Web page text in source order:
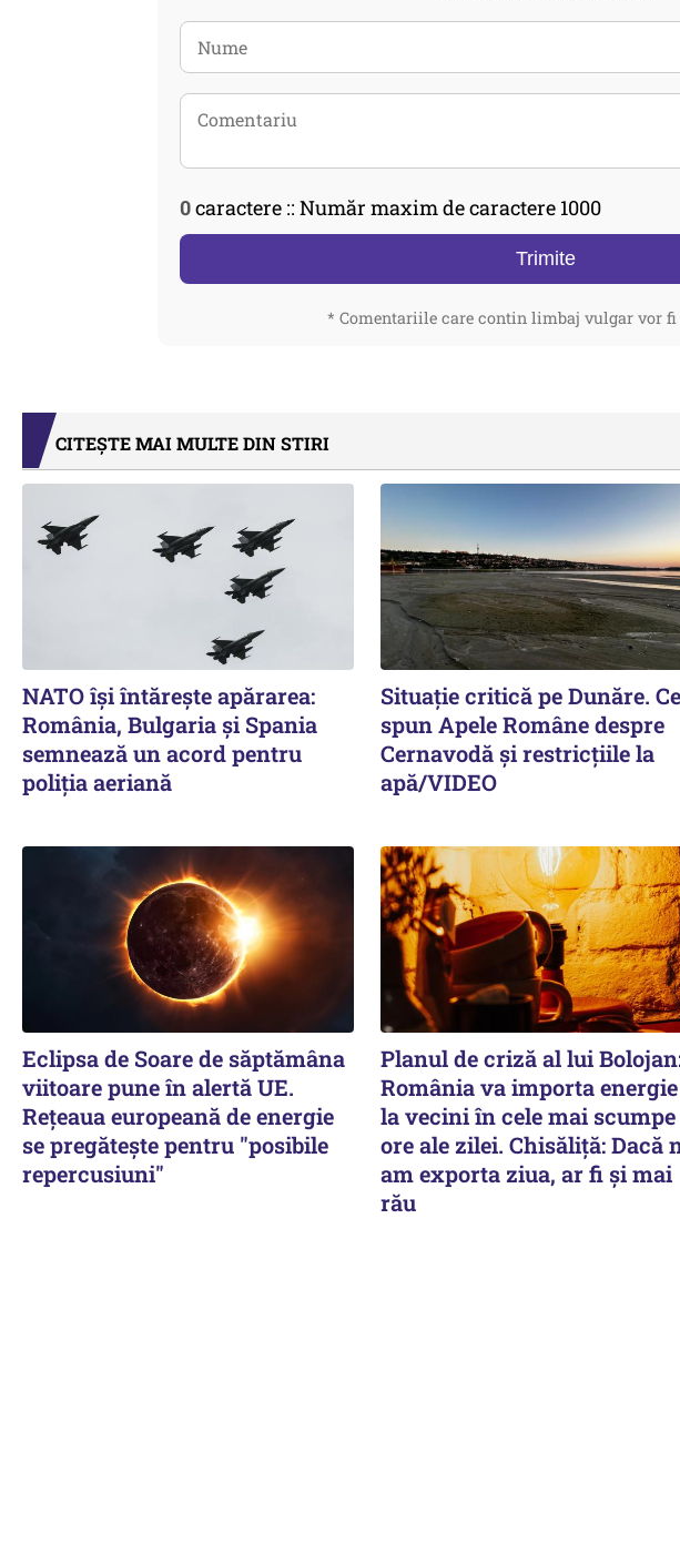
0caractere :: Număr maxim de caractere 1000
Trimite
* Comentariile care contin limbaj vulgar vor fi
CITEȘTE MAI MULTE DIN STIRI
NATO își întărește apărarea:
România, Bulgaria și Spania
semnează un acord pentru
poliția aeriană
Situație critică pe Dunăre. Ce
spun Apele Române despre
Cernavodă și restricțiile la
apă/VIDEO
Eclipsa de Soare de săptămâna
viitoare pune în alertă UE.
Rețeaua europeană de energie
se pregătește pentru "posibile
repercusiuni"
Planul de criză al lui
România va importa
la vecini în cele mai scumpe
ore ale zilei. Chisăliță: Dacă
am exporta ziua, ar fi și mai
rău